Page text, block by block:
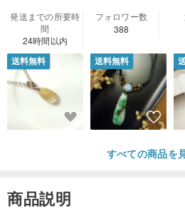
発送までの所要時
間
24時間以内
フォロワー数
388
送料無料 送料無料
すべての商品を
商品説明